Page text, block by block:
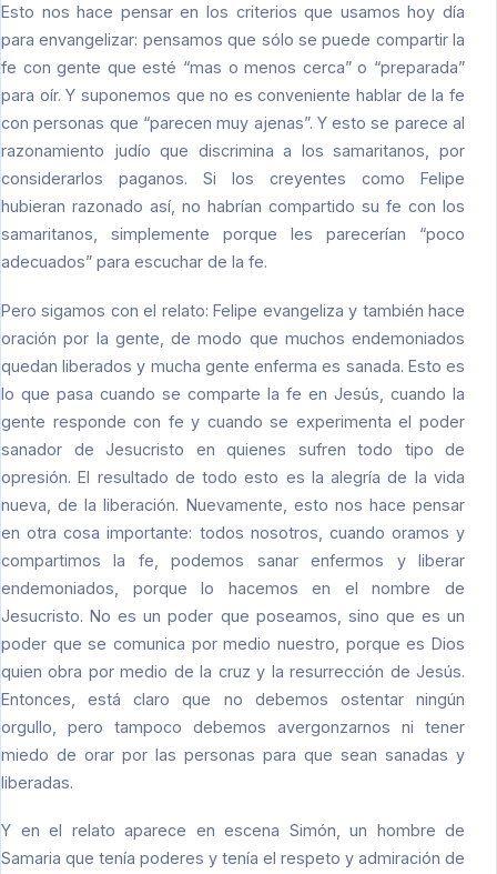
Esto nos hace pensar en los criterios que usamos hoy día
para envangelizar: pensamos que sólo se puede compartir la
fe con gente que esté “mas o menos cerca” o “preparada”
para oír. Y suponemos que no es conveniente hablar de la fe
con personas que “parecen muy ajenas”. Y esto se parece al
razonamiento judío que discrimina a los samaritanos, por
considerarlos paganos. Si los creyentes como Felipe
hubieran razonado así, no habrían compartido su fe con los
samaritanos, simplemente porque les parecerían “poco
adecuados” para escuchar de la fe.
Pero sigamos con el relato: Felipe evangeliza y también hace
oración por la gente, de modo que muchos endemoniados
quedan liberados y mucha gente enferma es sanada. Esto es
lo que pasa cuando se comparte la fe en Jesús, cuando la
gente responde con fe y cuando se experimenta el poder
sanador de Jesucristo en quienes sufren todo tipo de
opresión. El resultado de todo esto es la alegría de la vida
nueva, de la liberación. Nuevamente, esto nos hace pensar
en otra cosa importante: todos nosotros, cuando oramos y
compartimos la fe, podemos sanar enfermos y liberar
endemoniados, porque lo hacemos en el nombre de
Jesucristo. No es un poder que poseamos, sino que es un
poder que se comunica por medio nuestro, porque es Dios
quien obra por medio de la cruz y la resurrección de Jesús.
Entonces, está claro que no debemos ostentar ningún
orgullo, pero tampoco debemos avergonzarnos ni tener
miedo de orar por las personas para que sean sanadas y
liberadas.
Y en el relato aparece en escena Simón, un hombre de
Samaria que tenía poderes y tenía el respeto y admiración de